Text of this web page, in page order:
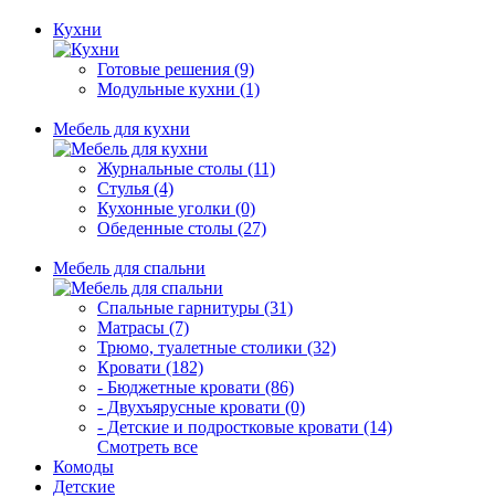
Кухни
Готовые решения (9)
Модульные кухни (1)
Мебель для кухни
Журнальные столы (11)
Стулья (4)
Кухонные уголки (0)
Обеденные столы (27)
Мебель для спальни
Спальные гарнитуры (31)
Матрасы (7)
Трюмо, туалетные столики (32)
Кровати (182)
- Бюджетные кровати (86)
- Двухъярусные кровати (0)
- Детские и подростковые кровати (14)
Смотреть все
Комоды
Детские